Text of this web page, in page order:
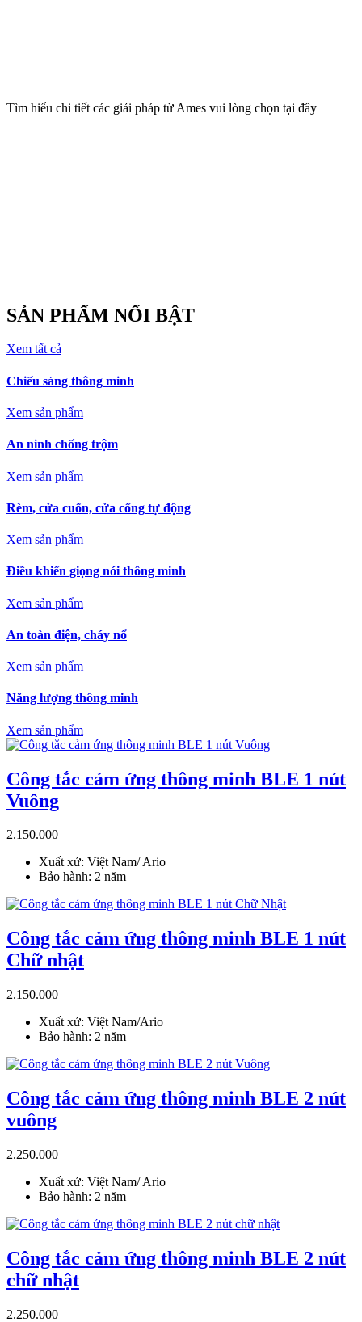
Tìm hiểu chi tiết các giải pháp từ Ames vui lòng chọn tại đây
SẢN PHẨM NỔI BẬT
Xem tất cả
Chiếu sáng thông minh
Xem sản phẩm
An ninh chống trộm
Xem sản phẩm
Rèm, cửa cuốn, cửa cổng tự động
Xem sản phẩm
Điều khiển giọng nói thông minh
Xem sản phẩm
An toàn điện, cháy nổ
Xem sản phẩm
Năng lượng thông minh
Xem sản phẩm
Công tắc cảm ứng thông minh BLE 1 nút
Vuông
2.150.000
Xuất xứ: Việt Nam/ Ario
Bảo hành: 2 năm
Công tắc cảm ứng thông minh BLE 1 nút
Chữ nhật
2.150.000
Xuất xứ: Việt Nam/Ario
Bảo hành: 2 năm
Công tắc cảm ứng thông minh BLE 2 nút
vuông
2.250.000
Xuất xứ: Việt Nam/ Ario
Bảo hành: 2 năm
Công tắc cảm ứng thông minh BLE 2 nút
chữ nhật
2.250.000